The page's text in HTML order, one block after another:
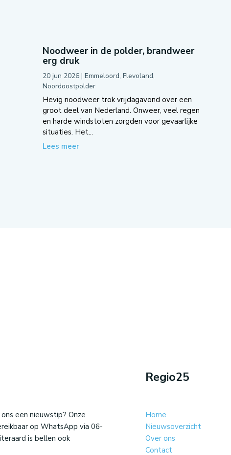
Noodweer in de polder, brandweer
erg druk
20 jun 2026| Emmeloord, Flevoland,
Noordoostpolder
Hevig noodweer trok vrijdagavond over een
groot deel van Nederland. Onweer, veel regen
en harde windstoten zorgden voor gevaarlijke
situaties. Het...
Lees meer
een nieuwstip? Onze
op WhatsApp via 06-
is bellen ook
Regio25
Home
Nieuwsoverzicht
Over ons
Contact